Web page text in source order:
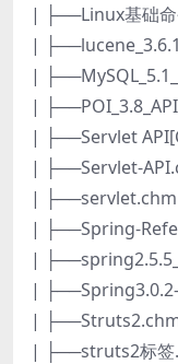
| ├──Linux基础
|
|
|
| ├──Servlet
| ├──Servlet-
| ├──servlet.chm
| ├──Spring-
|
| ├──Spring3.0.2-
|
| ├──struts2标签